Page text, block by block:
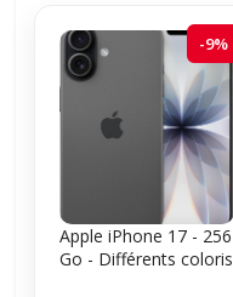
-9%
Apple iPhone 17 - 256
Go - Différents coloris